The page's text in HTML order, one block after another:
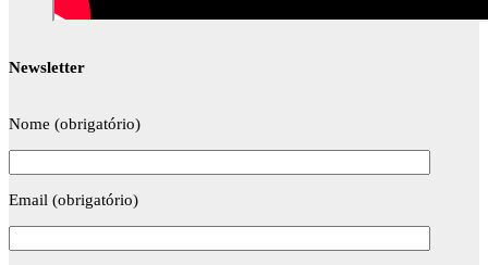
Newsletter
Nome (obrigatório)
Email (obrigatório)